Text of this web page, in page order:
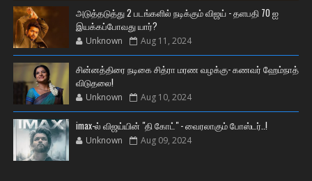
அடுத்தடுத்து 2 படங்களில் நடிக்கும் விஜய் - தளபதி 70 ஐ
இயக்கப்போவது யார்?
Unknown Aug 11, 2024
சின்னத்திரை நடிகை சித்ரா மரண வழக்கு- கணவர் ஹேம்நாத்
விடுதலை!
Unknown Aug 10, 2024
imax-ல் விஜய்யின் "தி கோட்" - வைரலாகும் போஸ்டர்..!
Unknown Aug 09, 2024